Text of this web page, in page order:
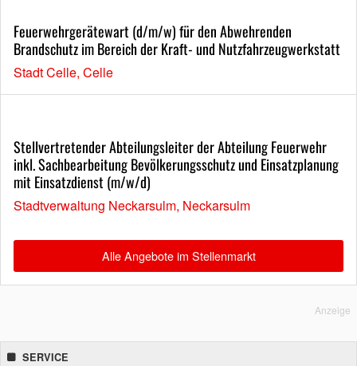
Feuerwehrgerätewart (d/m/w) für den Abwehrenden
Brandschutz im Bereich der Kraft- und Nutzfahrzeugwerkstatt
Stadt Celle, Celle
Stellvertretender Abteilungsleiter der Abteilung Feuerwehr
inkl. Sachbearbeitung Bevölkerungsschutz und Einsatzplanung
mit Einsatzdienst (m/w/d)
Stadtverwaltung Neckarsulm, Neckarsulm
Alle Angebote im Stellenmarkt
Anzeige
SERVICE